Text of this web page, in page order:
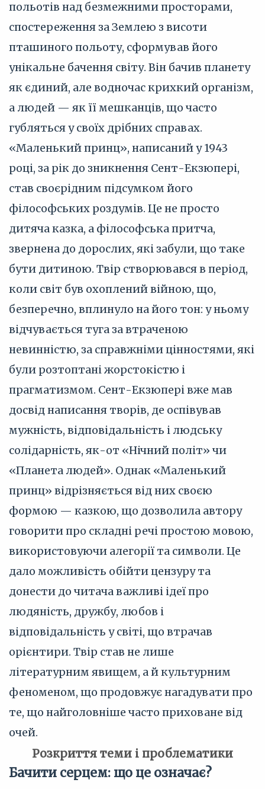
польотів над безмежними просторами,
спостереження за Землею з висоти
пташиного польоту, сформував його
унікальне бачення світу. Він бачив планету
як єдиний, але водночас крихкий організм,
а людей — як її мешканців, що часто
губляться у своїх дрібних справах.
«Маленький принц», написаний у 1943
році, за рік до зникнення Сент-Екзюпері,
став своєрідним підсумком його
філософських роздумів. Це не просто
дитяча казка, а філософська притча,
звернена до дорослих, які забули, що таке
бути дитиною. Твір створювався в період,
коли світ був охоплений війною, що,
безперечно, вплинуло на його тон: у ньому
відчувається туга за втраченою
невинністю, за справжніми цінностями, які
були розтоптані жорстокістю і
прагматизмом. Сент-Екзюпері вже мав
досвід написання творів, де оспівував
мужність, відповідальність і людську
солідарність, як-от «Нічний політ» чи
«Планета людей». Однак «Маленький
принц» відрізняється від них своєю
формою — казкою, що дозволила автору
говорити про складні речі простою мовою,
використовуючи алегорії та символи. Це
дало можливість обійти цензуру та
донести до читача важливі ідеї про
людяність, дружбу, любов і
відповідальність у світі, що втрачав
орієнтири. Твір став не лише
літературним явищем, а й культурним
феноменом, що продовжує нагадувати про
те, що найголовніше часто приховане від
очей.
Розкриття теми і проблематики
Бачити серцем: що це означає?